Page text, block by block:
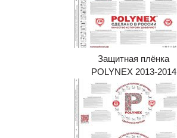
Защитная плёнка
POLYNEX 2013-2014